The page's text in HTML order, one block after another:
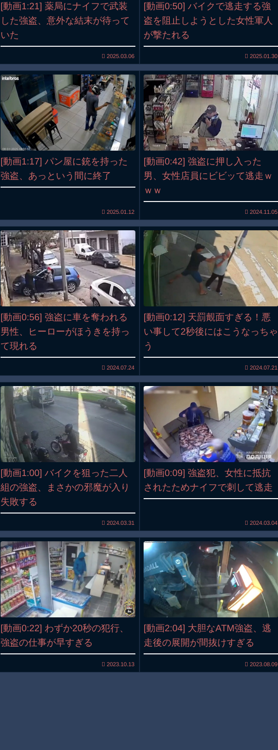
[動画1:21] 薬局にナイフで武装
した強盗、意外な結末が待って
いた
2025.03.06
[動画0:50] バイクで逃走する強
盗を阻止しようとした女性軍人
が撃たれる
2025.01.30
[動画1:17] パン屋に銃を持った
強盗、あっという間に終了
2025.01.12
[動画0:42] 強盗に押し入った
男、女性店員にビビッて逃走ｗ
ｗｗ
2024.11.05
[動画0:56] 強盗に車を奪われる
男性、ヒーローがほうきを持っ
て現れる
2024.07.24
[動画0:12] 天罰覿面すぎる！悪
い事して2秒後にはこうなっちゃ
う
2024.07.21
[動画1:00] バイクを狙った二人
組の強盗、まさかの邪魔が入り
失敗する
2024.03.31
[動画0:09] 強盗犯、女性に抵抗
されたためナイフで刺して逃走
2024.03.04
[動画0:22] わずか20秒の犯行、
強盗の仕事が早すぎる
2023.10.13
[動画2:04] 大胆なATM強盗、逃
走後の展開が間抜けすぎる
2023.08.09